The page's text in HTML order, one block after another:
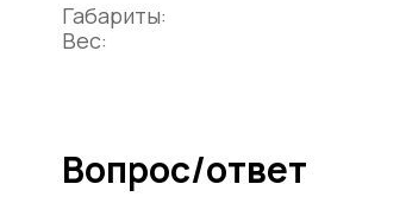
Габариты:
Вес:
Вопрос/ответ